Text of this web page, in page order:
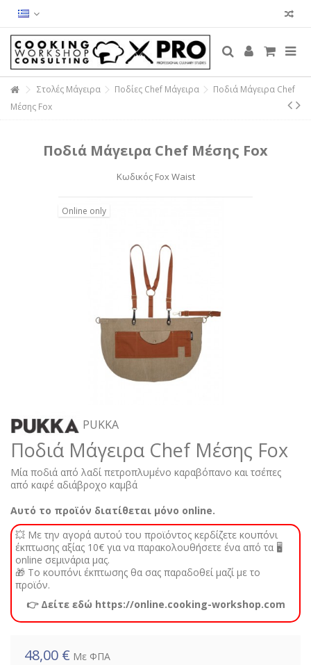
Στολές Μάγειρα Ποδίες Chef Μάγειρα
Ποδιά Μάγειρα Chef
Μέσης Fox
Ποδιά Μάγειρα Chef Μέσης Fox
Κωδικός Fox Waist
Online only
PUKKA
Ποδιά Μάγειρα Chef Μέσης Fox
Μία ποδιά από λαδί πετροπλυμένο καραβόπανο και τσέπες
από καφέ αδιάβροχο καμβά
Αυτό το προϊόν διατίθεται μόνο online.
💥 Με την αγορά αυτού του προϊόντος κερδίζετε κουπόνι
έκπτωσης αξίας 10€ για να παρακολουθήσετε ένα από τα 🖥️
online σεμινάρια μας.
🎁 Το κουπόνι έκπτωσης θα σας παραδοθεί μαζί με το
προϊόν.
👉 Δείτε εδώ https://online.cooking-workshop.com
48,00 € Με ΦΠΑ